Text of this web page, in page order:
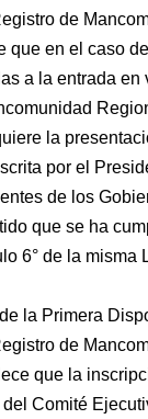
de
que en el caso
a la entrada en
la
por el
de los
que se ha
6° de la misma
la Primera
de
que la
Comité